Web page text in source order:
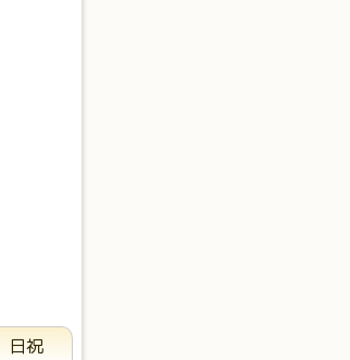
日祝